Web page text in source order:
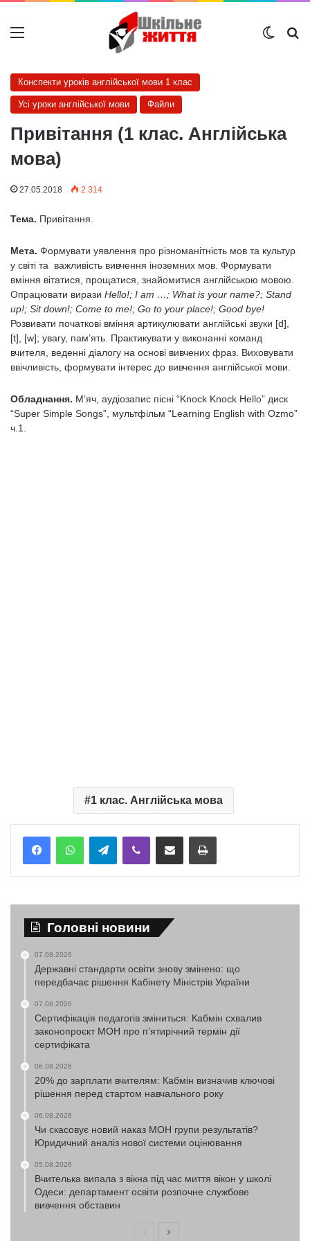
Меню
Конспекти уроків англійської мови 1 клас
Усі уроки англійської мови Файли
Привітання (1 клас. Англійська
мова)
27.05.2018 2 314
Тема. Привітання.
Мета. Формувати уявлення про різноманітність мов та культур
у світі та важливість вивчення іноземних мов. Формувати
вміння вітатися, прощатися, знайомитися англійською мовою.
Опрацювати вирази Hello!; I am …; What is your name?; Stand
up!; Sit down!; Come to me!; Go to your place!; Good bye!
Розвивати початкові вміння артикулювати англійські звуки [d],
[t], [w]; увагу, пам’ять. Практикувати у виконанні команд
вчителя, веденні діалогу на основі вивчених фраз. Виховувати
ввічливість, формувати інтерес до вивчення англійської мови.
Обладнання. М’яч, аудіозапис пісні “Knock Knock Hello” диск
“Super Simple Songs”, мультфільм “Learning English with Ozmo”
ч.1.
1 клас. Англійська мова
TelegramViber Надіслати електронною поштоюНадрукувати
Головні новини
07.08.2026
Державні стандарти освіти знову змінено: що
передбачає рішення Кабінету Міністрів України
07.08.2026
Сертифікація педагогів зміниться: Кабмін схвалив
законопроєкт МОН про п’ятирічний термін дії
сертифіката
06.08.2026
20% до зарплати вчителям: Кабмін визначив ключові
рішення перед стартом навчального року
06.08.2026
Чи скасовує новий наказ МОН групи результатів?
Юридичний аналіз нової системи оцінювання
05.08.2026
Вчителька випала з вікна під час миття вікон у школі
Одеси: департамент освіти розпочне службове
вивчення обставин
ПопередняНаступна